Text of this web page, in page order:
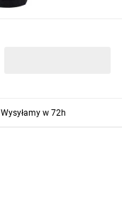
Wysyłamy w 72h